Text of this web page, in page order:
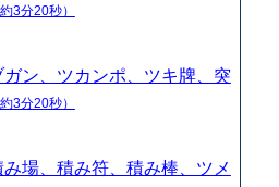
約3分20秒）
ガン、ツカンポ、ツキ牌、突
約3分20秒）
場、積み符、積み棒、ツメ